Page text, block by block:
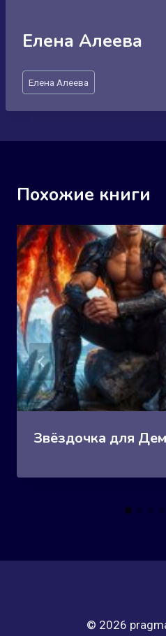
Елена Алеева
Метки
записи:
Елена Алеева
Похожие книги
Звёздочка для
© 2026